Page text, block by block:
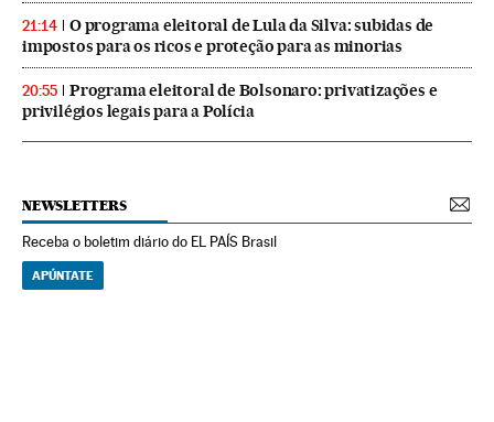
21:14
O programa eleitoral de Lula da Silva: subidas de
impostos para os ricos e proteção para as minorias
20:55
Programa eleitoral de Bolsonaro: privatizações e
privilégios legais para a Polícia
NEWSLETTERS
Receba o boletim diário do EL PAÍS Brasil
APÚNTATE